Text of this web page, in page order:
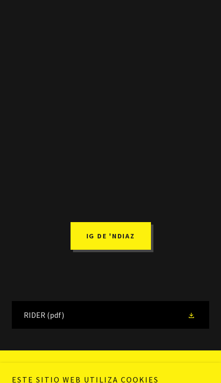
IG DE 'NDIAZ
RIDER (pdf)
Copyright © 2022 FABRIOK by Cá Beleño Heritage- Todos los
ESTE SITIO WEB UTILIZA COOKIES